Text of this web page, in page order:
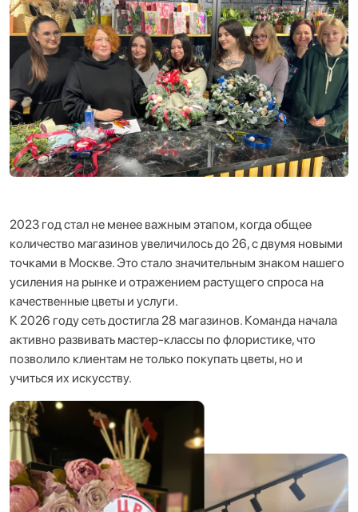
2023 год стал не менее важным этапом, когда общее
количество магазинов увеличилось до 26, с двумя новыми
точками в Москве. Это стало значительным знаком нашего
усиления на рынке и отражением растущего спроса на
качественные цветы и услуги.
К 2026 году сеть достигла 28 магазинов. Команда начала
активно развивать мастер-классы по флористике, что
позволило клиентам не только покупать цветы, но и
учиться их искусству.